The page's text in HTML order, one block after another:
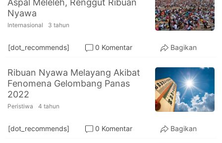
PT.
Balqis
Cyber
Media
Aspal Meleleh, Renggut Ribuan
Nyawa
Internasional 3 tahun
[dot_recommends] 0 Komentar Bagikan
Ribuan Nyawa Melayang Akibat
Fenomena Gelombang Panas
2022
Peristiwa 4 tahun
[dot_recommends] 0 Komentar Bagikan